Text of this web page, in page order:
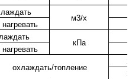
м3/х
нагревать
кПа
нагревать
охлаждать/топление